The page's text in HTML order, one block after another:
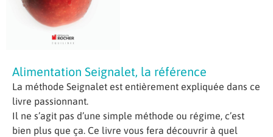
Alimentation Seignalet, la référence
La méthode Seignalet est entièrement expliquée dans ce
livre passionnant.
Il ne s’agit pas d’une simple méthode ou régime, c’est
bien plus que ça. Ce livre vous fera découvrir à quel